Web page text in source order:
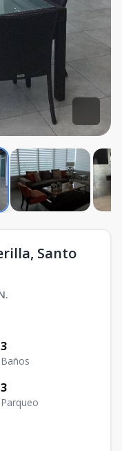
Santo
3
Baños
3
Parqueo